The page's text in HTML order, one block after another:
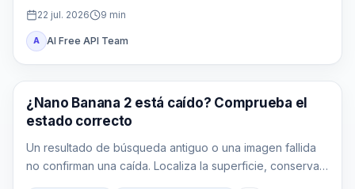
22 jul. 2026 9 min
A AI Free API Team
Imagen Gemini
¿Nano Banana 2 está caído? Comprueba el
estado correcto
Un resultado de búsqueda antiguo o una imagen fallida
no confirman una caída. Localiza la superficie, conserva